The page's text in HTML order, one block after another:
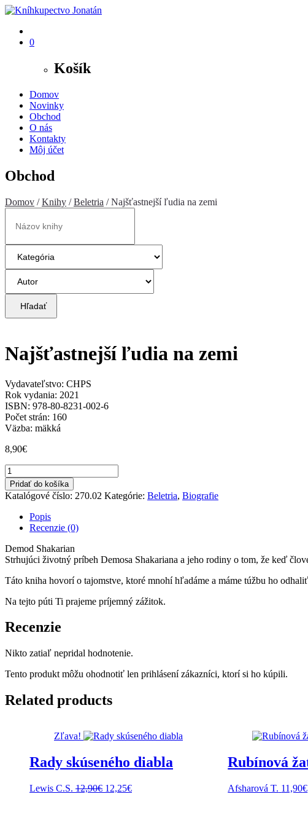
0
Košík
Domov
Novinky
Obchod
O nás
Kontakty
Môj účet
Obchod
Domov /Knihy /Beletria / Najšťastnejší ľudia na zemi
Hľadať
Najšťastnejší ľudia na zemi
Vydavateľstvo: CHPS
Rok vydania: 2021
ISBN: 978-80-8231-002-6
Počet strán: 160
Väzba: mäkká
8,90€
množstvo
Najšťastnejší
ľudia
na
zemi
Pridať do košíka
Katalógové číslo: 270.02 Kategórie: Beletria, Biografie
Popis
Recenzie (0)
Demod Shakarian
Strhujúci životný príbeh Demosa Shakariana a jeho rodiny o tom, že keď
Táto kniha hovorí o tajomstve, ktoré mnohí hľadáme a máme túžbu ho
Na tejto púti Ti prajeme príjemný zážitok.
Recenzie
Nikto zatiaľ nepridal hodnotenie.
Tento produkt môžu ohodnotiť len prihlásení zákazníci, ktorí si ho kúpili.
Related products
Zľava!
Rady skúseného diabla
Lewis C.S. 12,90€ Pôvodná
12,25€Aktuálna
Rubínová
Afsharová T. 11,90€